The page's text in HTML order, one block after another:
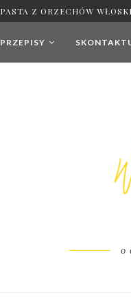
PASTA Z ORZECHÓW
PRZEPISY
o